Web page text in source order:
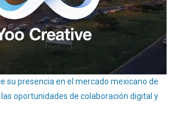
su presencia en el mercado mexicano de
oportunidades de colaboración digital y